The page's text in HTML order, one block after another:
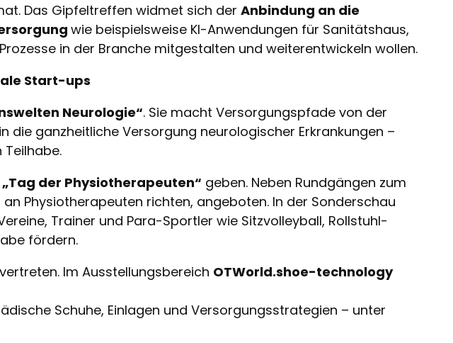
Das Gipfeltreffen widmet sich der Anbindung an die
wie beispielsweise KI-Anwendungen für Sanitätshaus,
in der Branche mitgestalten und weiterentwickeln wollen.
Start-ups
Neurologie“. Sie macht Versorgungspfade von der
die ganzheitliche Versorgung neurologischer Erkrankungen –
„Tag der Physiotherapeuten“ geben. Neben Rundgängen zum
Physiotherapeuten richten, angeboten. In der Sonderschau
Trainer und Para-Sportler wie Sitzvolleyball, Rollstuhl-
fördern.
Im Ausstellungsbereich OTWorld.shoe-technology
Schuhe, Einlagen und Versorgungsstrategien – unter